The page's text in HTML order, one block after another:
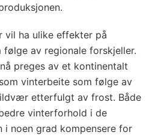
vil ha ulike effekter på
av regionale forskjeller.
preges av et kontinentalt
vinterbeite som følge av
etterfulgt av frost. Både
vinterforhold i de
noen grad kompensere for